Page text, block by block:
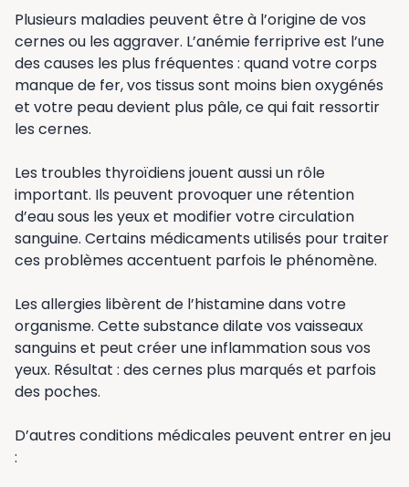
Plusieurs maladies peuvent être à l’origine de vos
cernes ou les aggraver. L’anémie ferriprive est l’une
des causes les plus fréquentes : quand votre corps
manque de fer, vos tissus sont moins bien oxygénés
et votre peau devient plus pâle, ce qui fait ressortir
les cernes.
Les troubles thyroïdiens jouent aussi un rôle
important. Ils peuvent provoquer une rétention
d’eau sous les yeux et modifier votre circulation
sanguine. Certains médicaments utilisés pour traiter
ces problèmes accentuent parfois le phénomène.
Les allergies libèrent de l’histamine dans votre
organisme. Cette substance dilate vos vaisseaux
sanguins et peut créer une inflammation sous vos
yeux. Résultat : des cernes plus marqués et parfois
des poches.
D’autres conditions médicales peuvent entrer en jeu
: